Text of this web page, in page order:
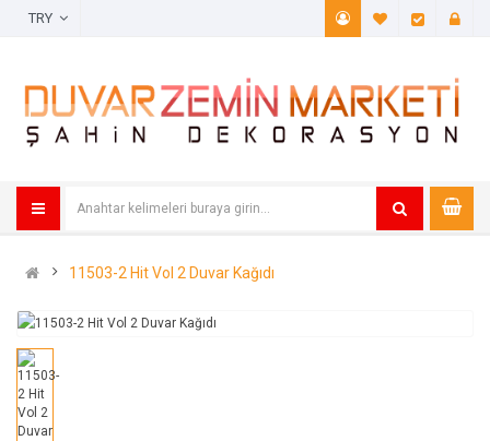
A. Listem
11503-2 Hit Vol 2 Duvar Kağıdı